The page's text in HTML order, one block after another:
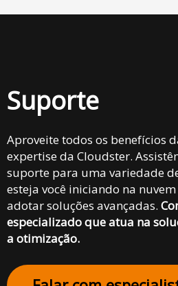
Suporte
Aproveite todos os benefícios
expertise da Cloudster.
suporte para uma variedade
esteja você iniciando na
adotar soluções avançadas.
especializado que atua na
a otimização.